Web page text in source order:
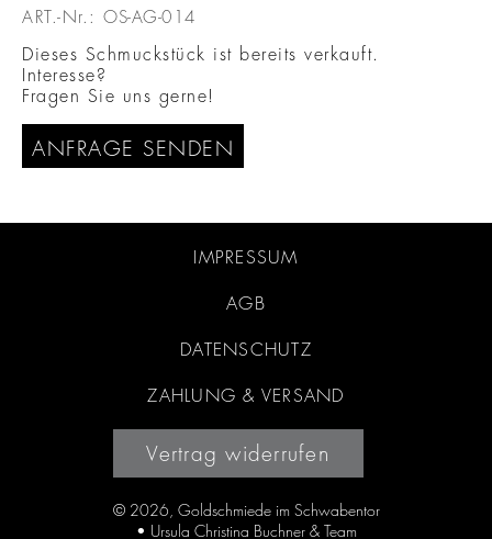
ART.-Nr.: OS-AG-014
Dieses Schmuckstück ist bereits verkauft.
Interesse?
Fragen Sie uns gerne!
ANFRAGE SENDEN
IMPRESSUM
AGB
DATENSCHUTZ
ZAHLUNG & VERSAND
Vertrag widerrufen
© 2026, Goldschmiede im Schwabentor
• Ursula Christina Buchner & Team